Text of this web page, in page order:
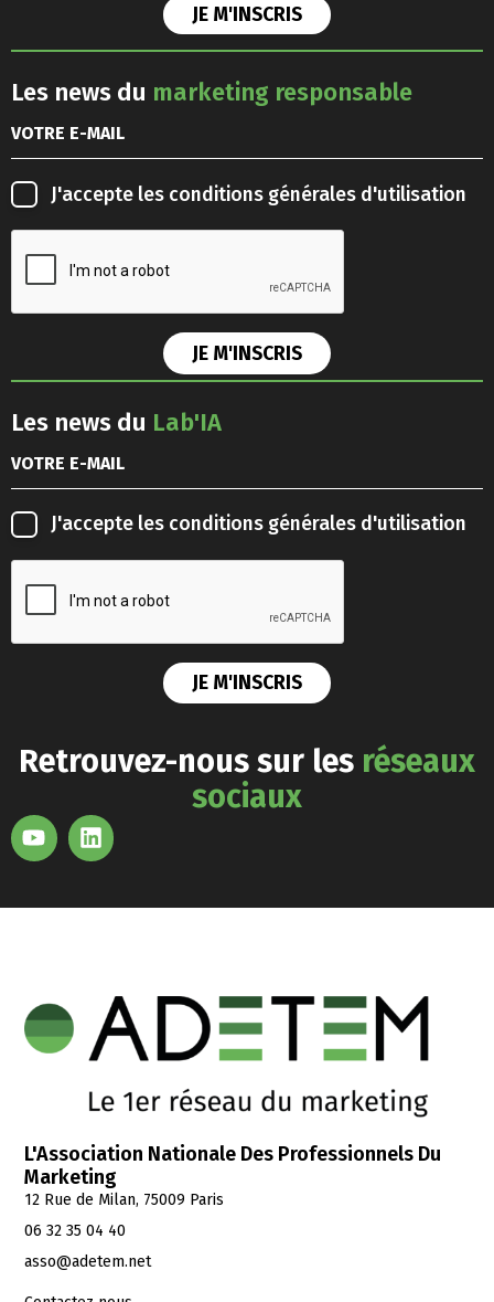
Retrouvez-nous sur les réseaux
sociaux
Les news du marketing responsable
J'accepte les conditions générales d'utilisation
Les news du Lab'IA
J'accepte les conditions générales d'utilisation
L'Association Nationale Des Professionnels Du
Marketing
12 Rue de Milan, 75009 Paris
06 32 35 04 40
asso@adetem.net